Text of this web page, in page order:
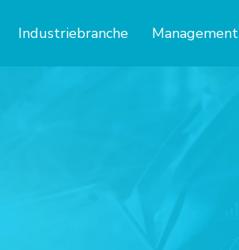
Industriebranche Management